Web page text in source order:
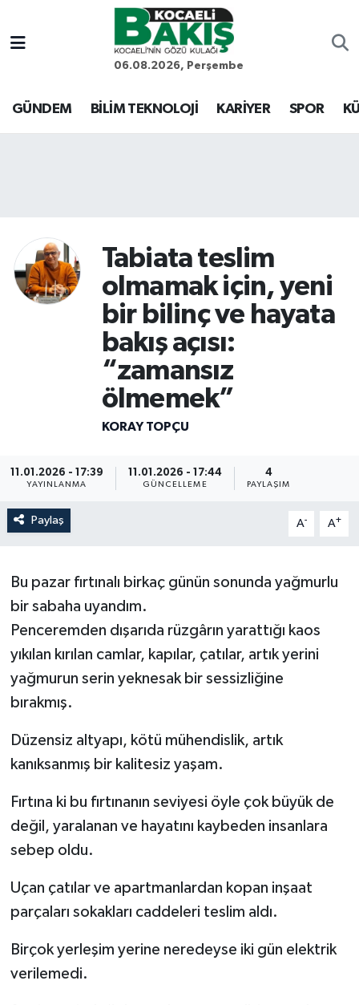
06.08.2026, Perşembe
GÜNDEM BİLİM TEKNOLOJİ KARİYER SPOR
Tabiata teslim
olmamak için, yeni
bir bilinç ve hayata
bakış açısı:
“zamansız
ölmemek”
KORAY TOPÇU
11.01.2026 - 17:39
YAYINLANMA
11.01.2026 - 17:44
GÜNCELLEME
4
PAYLAŞIM
Paylaş A- A+
Bu pazar fırtınalı birkaç günün sonunda yağmurlu
bir sabaha uyandım.
Penceremden dışarıda rüzgârın yarattığı kaos
yıkılan kırılan camlar, kapılar, çatılar, artık yerini
yağmurun serin yeknesak bir sessizliğine
bırakmış.
Düzensiz altyapı, kötü mühendislik, artık
kanıksanmış bir kalitesiz yaşam.
Fırtına ki bu fırtınanın seviyesi öyle çok büyük de
değil, yaralanan ve hayatını kaybeden insanlara
sebep oldu.
Uçan çatılar ve apartmanlardan kopan inşaat
parçaları sokakları caddeleri teslim aldı.
Birçok yerleşim yerine neredeyse iki gün elektrik
verilemedi.
Kocaeli Nöbetçi Eczaneler
Kocaeli Hava Durumu
Son Dakika Haberleri
Haber Arşivi